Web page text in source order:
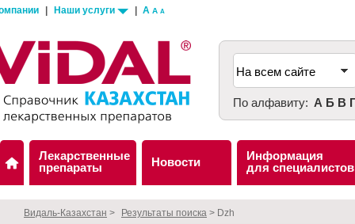
Наши услуги A A A
По алфавиту: А Б В
Лекарственные
препараты
Новости
Информация
для специалистов
Видаль-Казахстан > Результаты поиска > Dzh